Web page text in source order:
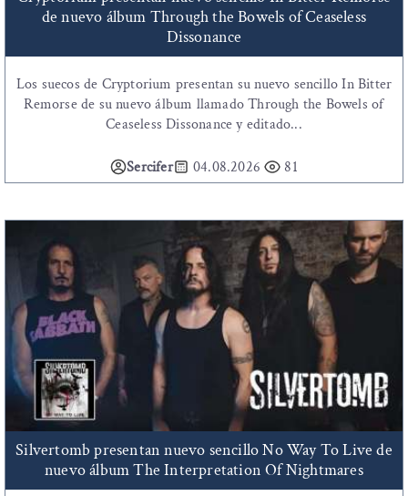
de nuevo álbum Through the Bowels of Ceaseless
Dissonance
Los suecos de Cryptorium presentan su nuevo sencillo In Bitter
Remorse de su nuevo álbum llamado Through the Bowels of
Ceaseless Dissonance y editado...
Sercifer 04.08.2026 81
Silvertomb presentan nuevo sencillo No Way To Live de
nuevo álbum The Interpretation Of Nightmares